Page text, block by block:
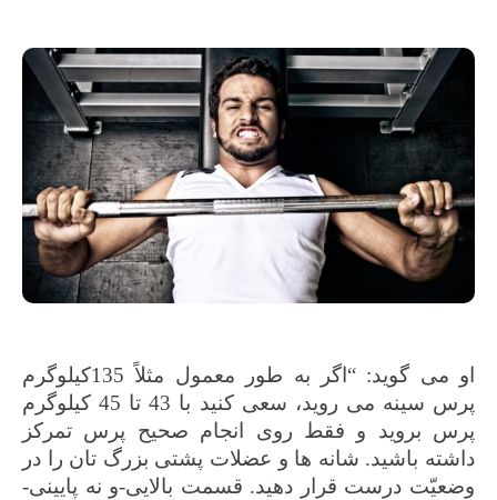
او می گوید: “اگر به طور معمول مثلاً 135کیلوگرم
پرس سینه می روید، سعی کنید با 43 تا 45 کیلوگرم
پرس بروید و فقط روی انجام صحیح پرس تمرکز
داشته باشید. شانه ها و عضلات پشتی بزرگ تان را در
وضعیّت درست قرار دهید. قسمت بالایی-و نه پایینی-